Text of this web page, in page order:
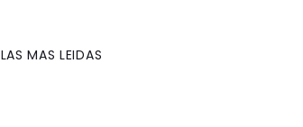
LAS MAS LEIDAS